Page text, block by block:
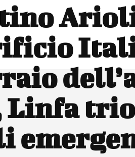
Linfa